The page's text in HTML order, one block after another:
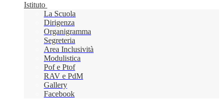
Istituto
La Scuola
Dirigenza
Organigramma
Segreteria
Area Inclusività
Modulistica
Pof e Ptof
RAV e PdM
Gallery
Facebook